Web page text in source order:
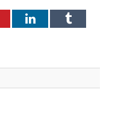
LinkedInTumblr